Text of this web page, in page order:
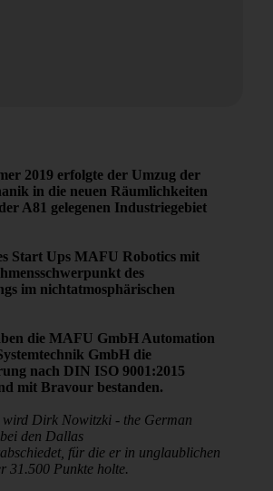
2019 erfolgte der Umzug der
in die neuen Räumlichkeiten
A81 gelegenen Industriegebiet
Start Ups MAFU Robotics mit
des
im nichtatmosphärischen
die MAFU GmbH Automation
GmbH die
nach DIN ISO 9001:2015
mit Bravour bestanden.
wird Dirk Nowitzki - the German
den Dallas
für die er in unglaublichen
31.500 Punkte holte.